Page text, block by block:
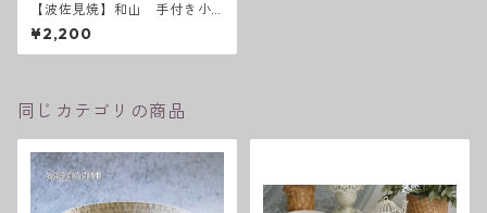
【波佐見焼】和山 手付き小
鉢 十草ペア
¥2,200
同じカテゴリの商品